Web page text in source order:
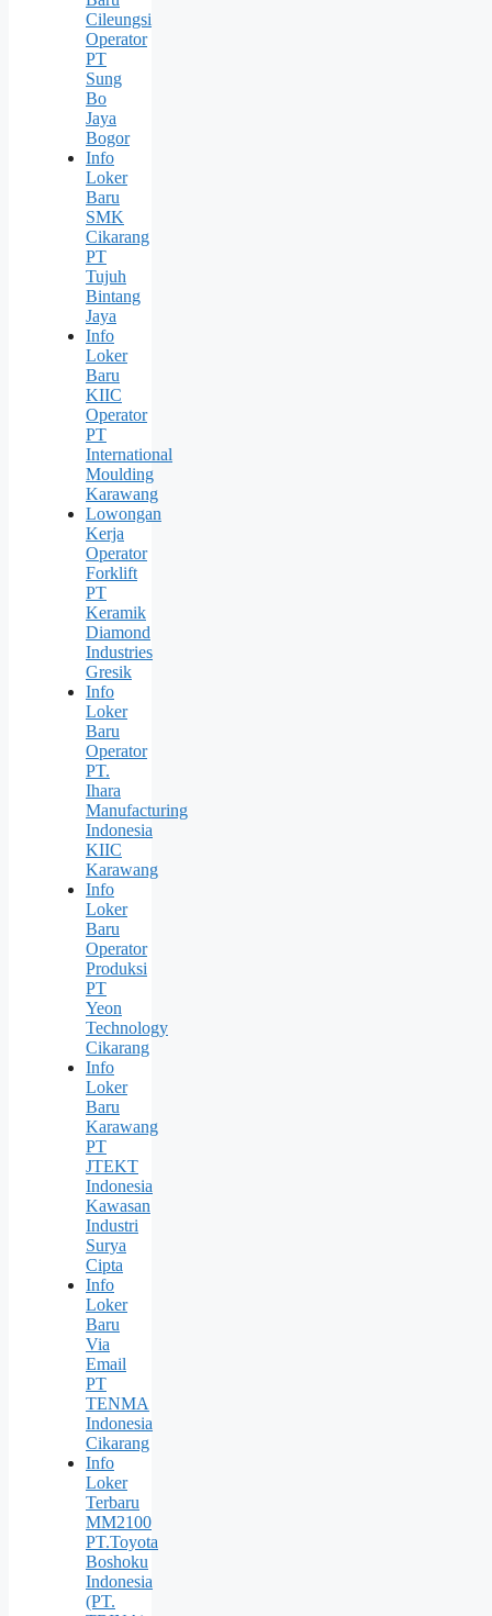
Cileungsi
Operator
PT
Sung
Bо
Jaya
Bogor
Info
Loker
Baru
SMK
Cikarang
PT
Tujuh
Bintang
Jaya
Info
Loker
Baru
KIIC
Operator
PT
International
Moulding
Karawang
Lowongan
Kerja
Operator
Forklift
PT
Keramik
Diamond
Industries
Gresik
Info
Loker
Baru
Operator
PT.
Ihara
Manufacturing
Indonesia
KIIC
Karawang
Info
Loker
Baru
Operator
Produksi
PT
Yeon
Technology
Cikarang
Info
Loker
Baru
Karawang
PT
JTEKT
Indonesia
Kawasan
Industri
Surya
Cipta
Info
Loker
Baru
Via
Email
PT
TENMA
Indonesia
Cikarang
Info
Loker
Terbaru
MM2100
PT.Toyota
Boshoku
Indonesia
(PT.